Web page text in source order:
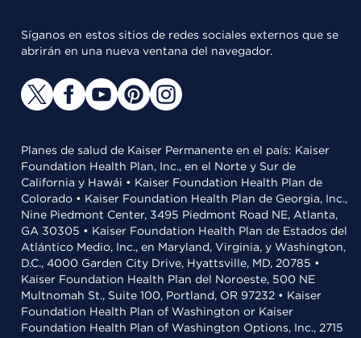
Síganos en estos sitios de redes sociales externos que se
abrirán en una nueva ventana del navegador.
Planes de salud de Kaiser Permanente en el país: Kaiser
Foundation Health Plan, Inc., en el Norte y Sur de
California y Hawái • Kaiser Foundation Health Plan de
Colorado • Kaiser Foundation Health Plan de Georgia, Inc.,
Nine Piedmont Center, 3495 Piedmont Road NE, Atlanta,
GA 30305 • Kaiser Foundation Health Plan de Estados del
Atlántico Medio, Inc., en Maryland, Virginia, y Washington,
D.C., 4000 Garden City Drive, Hyattsville, MD, 20785 •
Kaiser Foundation Health Plan del Noroeste, 500 NE
Multnomah St., Suite 100, Portland, OR 97232 • Kaiser
Foundation Health Plan of Washington or Kaiser
Foundation Health Plan of Washington Options, Inc., 2715